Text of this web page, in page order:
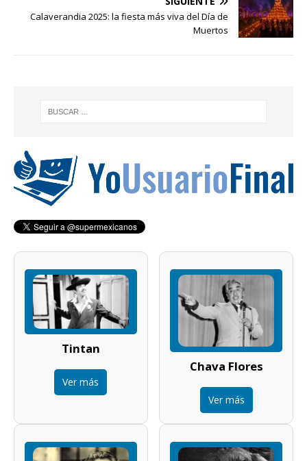
Calaverandia 2025: la fiesta más viva del Día de
Muertos
Tintan
Ver más
Chava Flores
Ver más